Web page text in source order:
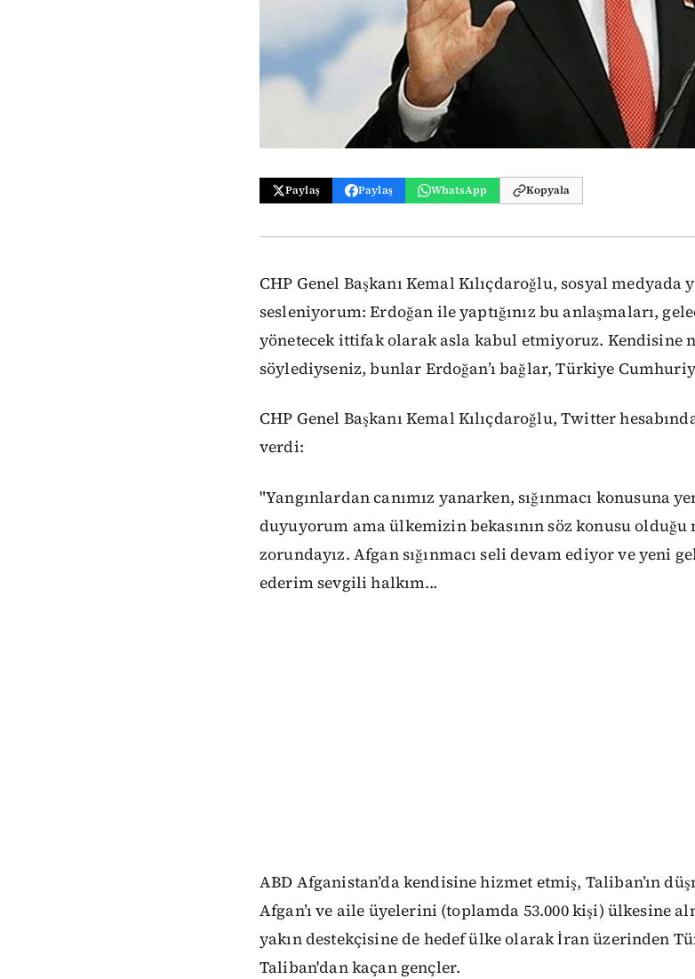
Paylaş Paylaş WhatsApp Kopyala
CHP Genel Başkanı Kemal Kılıçdaroğlu, sosyal medyada
sesleniyorum: Erdoğan ile yaptığınız bu anlaşmaları,
yönetecek ittifak olarak asla kabul etmiyoruz. Kendisine
söylediyseniz, bunlar Erdoğan’ı bağlar, Türkiye
CHP Genel Başkanı Kemal Kılıçdaroğlu, Twitter
verdi:
"Yangınlardan canımız yanarken, sığınmacı konusuna
duyuyorum ama ülkemizin bekasının söz konusu olduğu
zorundayız. Afgan sığınmacı seli devam ediyor ve yeni
ederim sevgili halkım...
ABD Afganistan’da kendisine hizmet etmiş, Taliban’ın
Afgan’ı ve aile üyelerini (toplamda 53.000 kişi) ülkesine
yakın destekçisine de hedef ülke olarak İran üzerinden
Taliban'dan kaçan gençler.